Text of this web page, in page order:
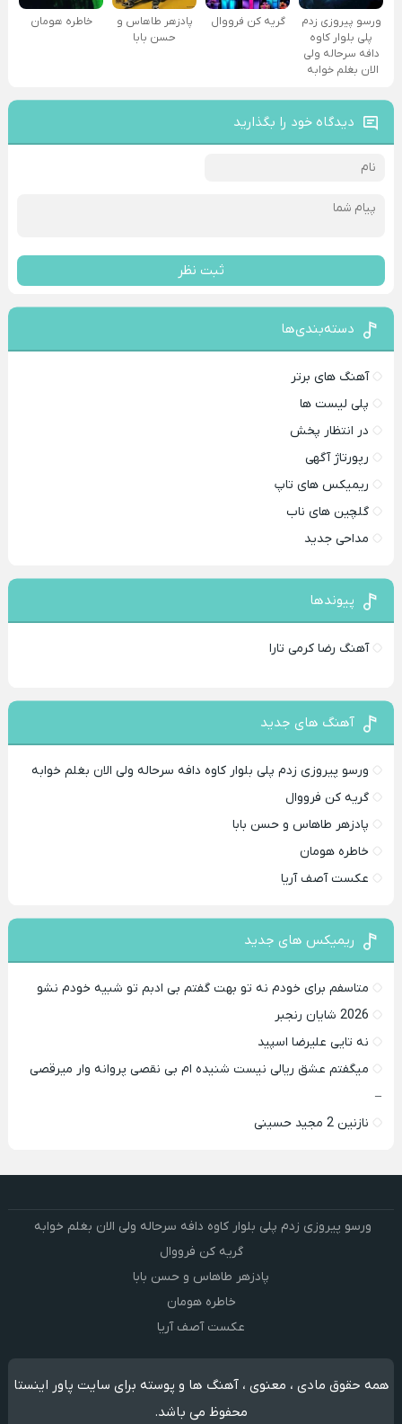
ورسو پیروزی زدم
پلی بلوار کاوه
دافه سرحاله ولی
الان بغلم خوابه ‌
گریه کن فرووال
پادزهر طاهاس و
حسن بابا
خاطره هومان
دیدگاه خود را بگذارید
ثبت نظر
دسته‌بندی‌ها
آهنگ های برتر
پلی لیست ها
در انتظار پخش
رپورتاژ آگهی
ریمیکس های تاپ
گلچین های ناب
مداحی جدید
پیوندها
آهنگ رضا کرمی تارا
آهنگ های جدید
ورسو پیروزی زدم پلی بلوار کاوه دافه سرحاله ولی الان بغلم خوابه ‌
گریه کن فرووال
پادزهر طاهاس و حسن بابا
خاطره هومان
عکست آصف آریا
ریمیکس های جدید
متاسفم برای خودم نه تو بهت گفتم بی ادبم تو شبیه خودم نشو ‌ ‌
2026 شایان رنجبر
نه تایی علیرضا اسپید
میگفتم عشق ریالی نیست شنیده ام بی نقصی پروانه وار میرقصی
–
نازنین 2 مجید حسینی
ورسو پیروزی زدم پلی بلوار کاوه دافه سرحاله ولی الان بغلم خوابه ‌
گریه کن فرووال
پادزهر طاهاس و حسن بابا
خاطره هومان
عکست آصف آریا
همه حقوق مادی ، معنوی ، آهنگ ها و پوسته برای سایت پاور اینستا
محفوظ می باشد.